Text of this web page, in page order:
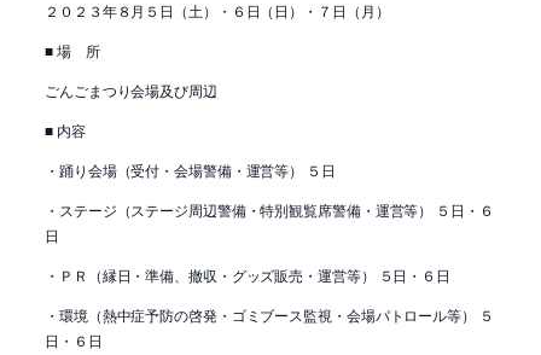
２０２３年８月５日（土）・６日（日）・７日（月）
■ 場 所
ごんごまつり会場及び周辺
■ 内容
・踊り会場（受付・会場警備・運営等） ５日
・ステージ（ステージ周辺警備・特別観覧席警備・運営等） ５日・６
日
・ＰＲ（縁日・準備、撤収・グッズ販売・運営等） ５日・６日
・環境（熱中症予防の啓発・ゴミブース監視・会場パトロール等） ５
日・６日